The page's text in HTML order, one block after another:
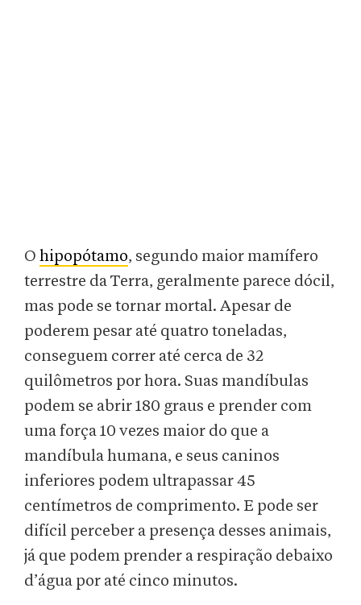
O hipopótamo, segundo maior mamífero
terrestre da Terra, geralmente parece dócil,
mas pode se tornar mortal. Apesar de
poderem pesar até quatro toneladas,
conseguem correr até cerca de 32
quilômetros por hora. Suas mandíbulas
podem se abrir 180 graus e prender com
uma força 10 vezes maior do que a
mandíbula humana, e seus caninos
inferiores podem ultrapassar 45
centímetros de comprimento. E pode ser
difícil perceber a presença desses animais,
já que podem prender a respiração debaixo
d’água por até cinco minutos.